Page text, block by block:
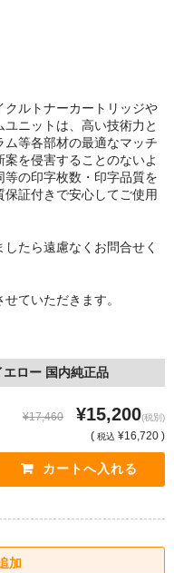
クルトナーカートリッジや
ニットは、高い技術力と
等各部材の最適なマッチ
を侵害することのないよ
の印字枚数・印字品質を
証付きで安心してご使用
たら遠慮なくお問合せく
ていただきます。
ロー 国内純正品
¥17,460 ¥15,200(税別)
( 税込 ¥16,720 )